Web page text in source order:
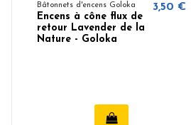
Bâtonnets d'encens Goloka
Encens à cône flux de
retour Lavender de la
Nature - Goloka
3,50 €